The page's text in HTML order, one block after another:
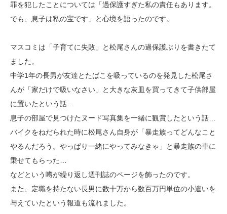
罪を犯したことについては「過保護すぎた私の責任もあります。
でも、息子は私の宝です」と心境を語ったのです。
マスコミは「子育てに失敗」と松尾さんの過保護ぶりを書きたて
ました。
中学1年の長男が友達とたばこを吸っているのを発見した松尾さ
んが「家だけで吸いなさい」と大きな灰皿を買ってきて子供部屋
に置いたという話…
息子の部屋で見つけたヌード写真集を一緒に観賞したという話…
バイクをねだられた時に松尾さん自身が「暴走族ってどんなこと
やるんだろう。やっぱり一緒にやってみなきゃ」と暴走族の車に
乗せてもらった…
などという噂が繰り返し週刊誌のページを飾ったのです。
また、定職を持たない長男に数十万から数百万円単位の小遣いを
与えていたという報道も流れました。